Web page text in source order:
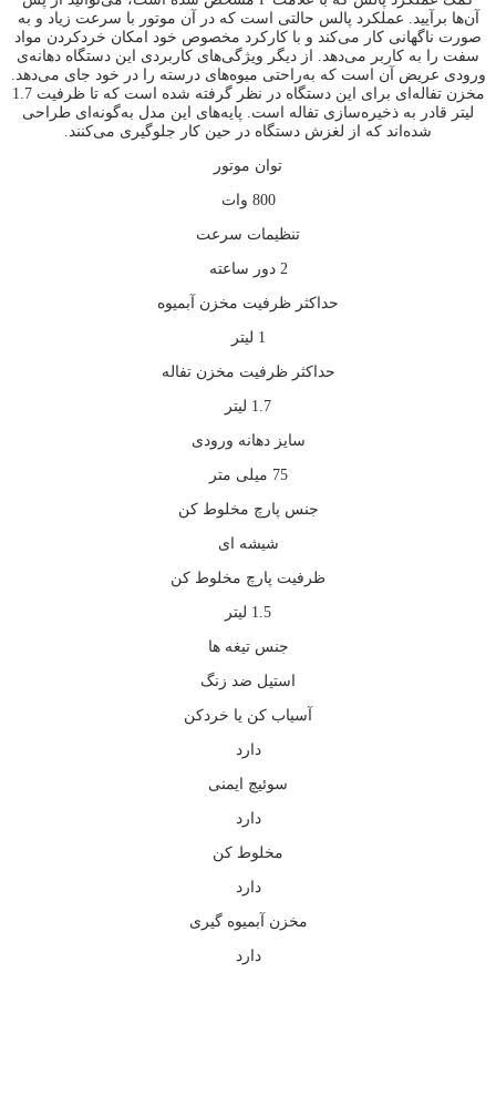
آن‌ها برآیید. عملکرد پالس حالتی است که در آن موتور با سرعت زیاد و به
صورت ناگهانی کار می‌کند و با کارکرد مخصوص خود امکان خرد‌کردن مواد
سفت را به کاربر می‌دهد. از دیگر ویژگی‌های کاربردی این دستگاه دهانه‌ی
ورودی عریض آن است که به‌راحتی میوه‌های درسته را در خود جای می‌دهد.
مخزن تفاله‌ای برای این دستگاه در نظر گرفته شده است که تا ظرفیت 1.7
لیتر قادر به ذخیره‌سازی تفاله است. پایه‌‎های این مدل به‌گونه‌ای طراحی
شده‌اند که از لغزش دستگاه در حین کار جلوگیری می‌کنند.
توان موتور
800 وات
تنظیمات سرعت
2 دور ساعته
حداکثر ظرفیت مخزن آبمیوه
1 لیتر
حداکثر ظرفیت مخزن تفاله
1.7 لیتر
سایز دهانه ورودی
75 میلی متر
جنس پارچ مخلوط کن
شیشه ای
ظرفیت پارچ مخلوط کن
1.5 لیتر
جنس تیغه ها
استیل ضد زنگ
آسیاب کن یا خردکن
دارد
سوئیچ ایمنی
دارد
مخلوط کن
دارد
مخزن آبمیوه گیری
دارد